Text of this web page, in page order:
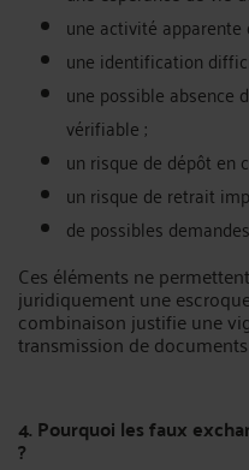
une activité
une identification
une possible absence
vérifiable ;
un risque de dépôt en
un risque de retrait
de possibles
Ces éléments ne
juridiquement une
combinaison justifie une
transmission de
4. Pourquoi les faux
?